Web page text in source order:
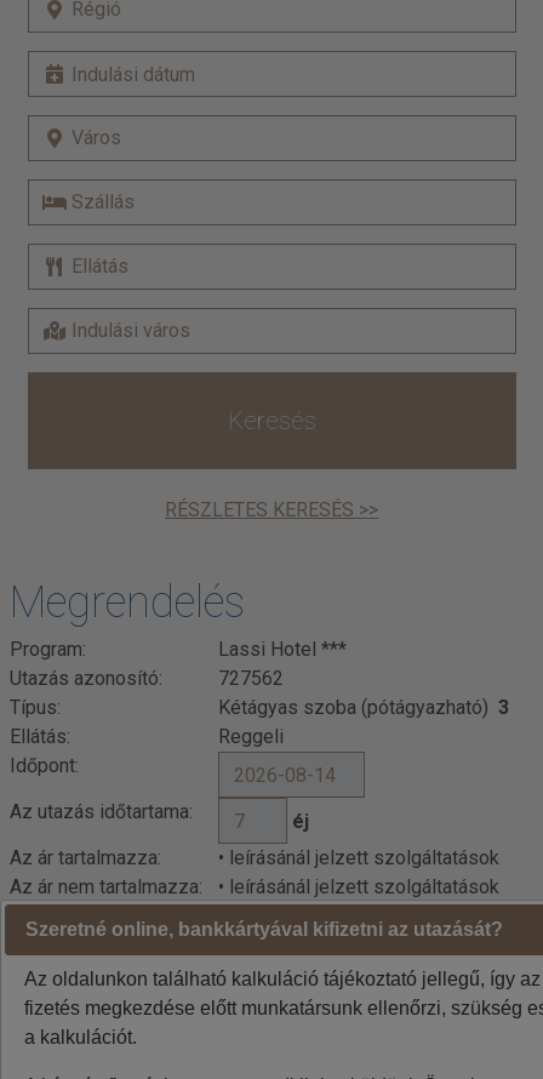
Keresés
RÉSZLETES KERESÉS >>
Megrendelés
Program:
Lassi Hotel ***
Utazás azonosító:
727562
Típus:
Kétágyas szoba (pótágyazható) 3
Ellátás:
Reggeli
Időpont:
Az utazás időtartama:
éj
Az ár tartalmazza:
• leírásánál jelzett szolgáltatások
Az ár nem tartalmazza:
• leírásánál jelzett szolgáltatások
Kalkuláció
Szeretné online, bankkártyával kifizetni az utazását?
Az oldalunkon található kalkuláció tájékoztató jellegű, így
fizetés megkezdése előtt munkatársunk ellenőrzi, szükség
a kalkulációt.